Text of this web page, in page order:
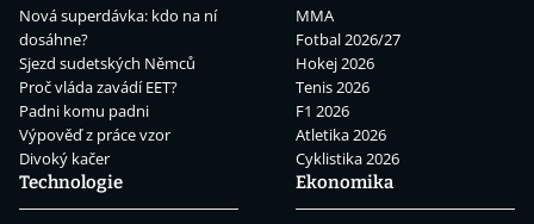
Nová superdávka: kdo na ní
dosáhne?
Sjezd sudetských Němců
Proč vláda zavádí EET?
Padni komu padni
Výpověď z práce vzor
Divoký kačer
MMA
Fotbal 2026/27
Hokej 2026
Tenis 2026
F1 2026
Atletika 2026
Cyklistika 2026
Technologie
Ekonomika